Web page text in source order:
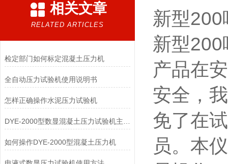
相关文章
RELATED ARTICLES
检定部门如何标定混凝土压力机
全自动压力试验机使用说明书
怎样正确操作水泥压力试验机
如何操作DYE-2000型混凝土压力机
新型200
新型
产品在
安全，
免了在
员。本